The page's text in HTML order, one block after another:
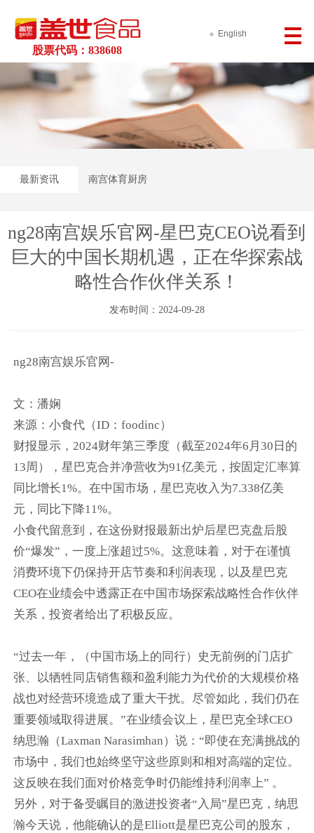
股票代码：838608
English
最新资讯 南宫体育厨房
ng28南宫娱乐官网-星巴克CEO说看到
巨大的中国长期机遇，正在华探索战
略性合作伙伴关系！
发布时间：2024-09-28
ng28南宫娱乐官网-
文：潘娴
来源：小食代（ID：foodinc）
财报显示，2024财年第三季度（截至2024年6月30日的
13周），星巴克合并净营收为91亿美元，按固定汇率算
同比增长1%。在中国市场，星巴克收入为7.338亿美
元，同比下降11%。
小食代留意到，在这份财报最新出炉后星巴克盘后股
价“爆发”，一度上涨超过5%。这意味着，对于在谨慎
消费环境下仍保持开店节奏和利润表现，以及星巴克
CEO在业绩会中透露正在中国市场探索战略性合作伙伴
关系，投资者给出了积极反应。
“过去一年，（中国市场上的同行）史无前例的门店扩
张、以牺牲同店销售额和盈利能力为代价的大规模价格
战也对经营环境造成了重大干扰。尽管如此，我们仍在
重要领域取得进展。”在业绩会议上，星巴克全球CEO
纳思瀚（Laxman Narasimhan）说：“即使在充满挑战的
市场中，我们也始终坚守这些原则和相对高端的定位。
这反映在我们面对价格竞争时仍能维持利润率上” 。
另外，对于备受瞩目的激进投资者“入局”星巴克，纳思
瀚今天说，他能确认的是Elliott是星巴克公司的股东，